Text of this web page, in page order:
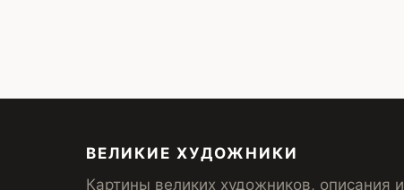
ВЕЛИКИЕ ХУДОЖНИКИ
Картины великих художников, описания и